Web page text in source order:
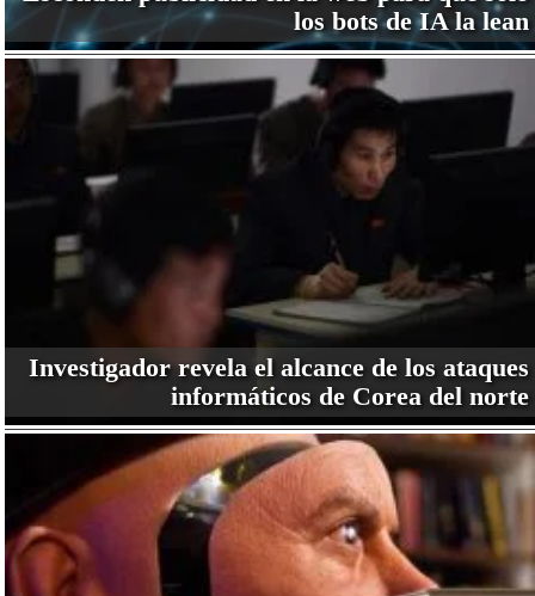
los bots de IA la lean
Investigador revela el alcance de los ataques
informáticos de Corea del norte